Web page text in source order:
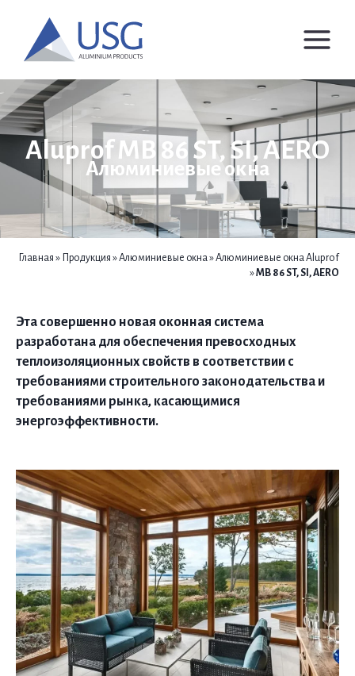
содержимому
Aluprof MB 86 ST, SI, AERO
Алюминиевые окна
Главная » Продукция »Алюминиевые окна»Алюминиевые окна Aluprof
»MB 86 ST, SI, AERO
Эта совершенно новая оконная система
разработана для обеспечения превосходных
теплоизоляционных свойств в соответствии с
требованиями строительного законодательства и
требованиями рынка, касающимися
энергоэффективности.